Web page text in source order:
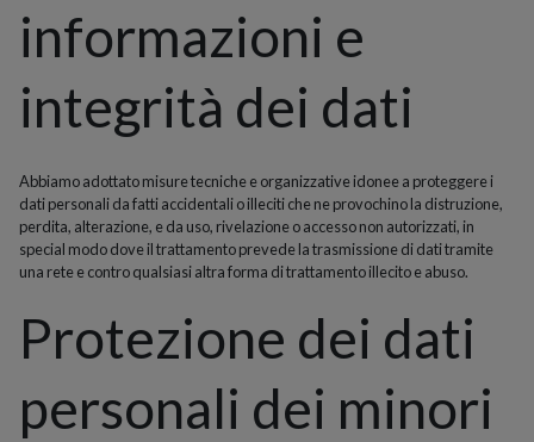
informazioni e
integrità dei dati
Abbiamo adottato misure tecniche e organizzative idonee a proteggere i
dati personali da fatti accidentali o illeciti che ne provochino la distruzione,
perdita, alterazione, e da uso, rivelazione o accesso non autorizzati, in
special modo dove il trattamento prevede la trasmissione di dati tramite
una rete e contro qualsiasi altra forma di trattamento illecito e abuso.
Protezione dei dati
personali dei minori